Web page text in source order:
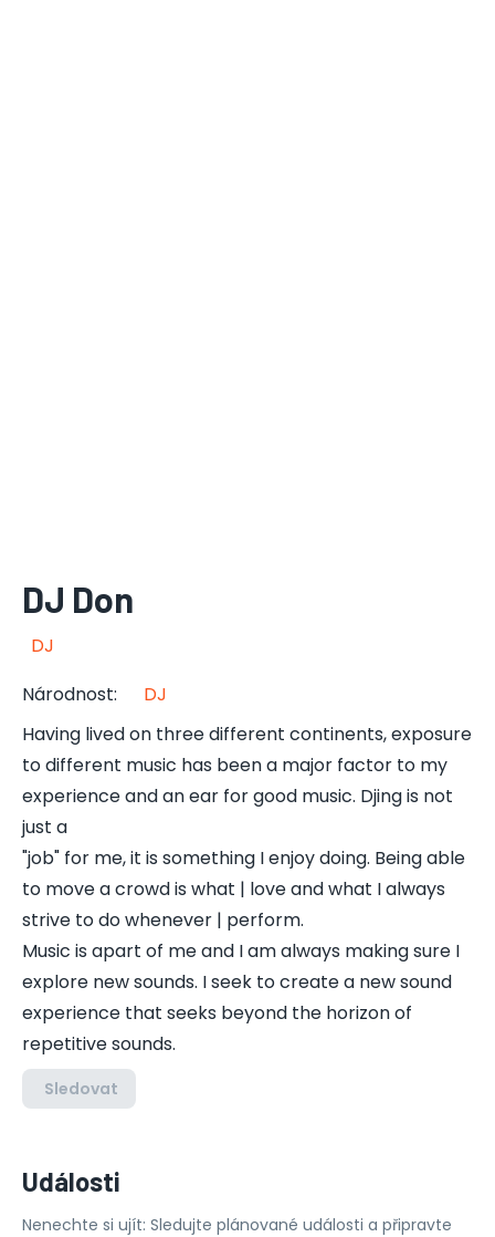
DJ Don
DJ
Národnost:
DJ
Having lived on three different continents, exposure
to different music has been a major factor to my
experience and an ear for good music. Djing is not
just a
"job" for me, it is something I enjoy doing. Being able
to move a crowd is what | love and what I always
strive to do whenever | perform.
Music is apart of me and I am always making sure I
explore new sounds. I seek to create a new sound
experience that seeks beyond the horizon of
repetitive sounds.
Sledovat
Události
Nenechte si ujít: Sledujte plánované události a připravte